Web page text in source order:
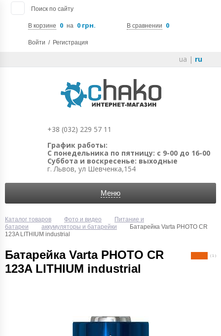
Поиск по сайту
В корзине 0 на 0 грн. В сравнении 0
Войти / Регистрация
ua | ru
+38 (032) 229 57 11
График работы:
С понедельника по пятницу: с 9-00 до 16-00
Суббота и воскресенье: выходные
г. Львов, ул Шевченка,154
Меню
Каталог товаров Фото и видео
Питание и
батареи
аккумуляторы и батарейки
Батарейка Varta PHOTO CR
123A LITHIUM industrial
Батарейка Varta PHOTO CR
123A LITHIUM industrial
( 1 )